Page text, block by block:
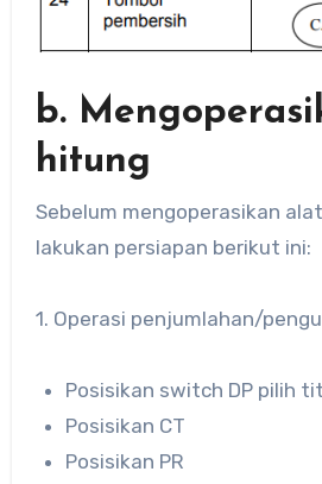
b.
hitung
Sebelum mengoperasikan
lakukan persiapan berikut ini:
1. Operasi penjumlahan/
Posisikan switch DP pilih
Posisikan CT
Posisikan PR